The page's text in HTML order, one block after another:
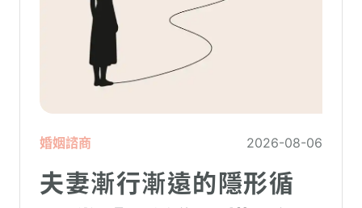
婚姻諮商 2026-08-06
夫妻漸行漸遠的隱形循